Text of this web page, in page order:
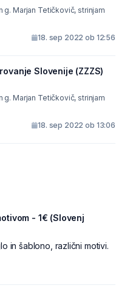
g. Marjan Tetičkovič, strinjam
18. sep 2022 ob 12:56
Slovenije (ZZZS)
g. Marjan Tetičkovič, strinjam
18. sep 2022 ob 13:06
- 1€ (Slovenj
in šablono, različni motivi.